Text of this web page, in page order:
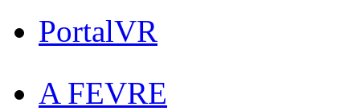
PortalVR
A FEVRE